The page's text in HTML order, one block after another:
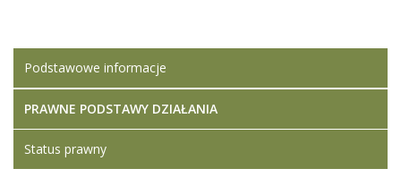
Podstawowe informacje
PRAWNE PODSTAWY DZIAŁANIA
Status prawny